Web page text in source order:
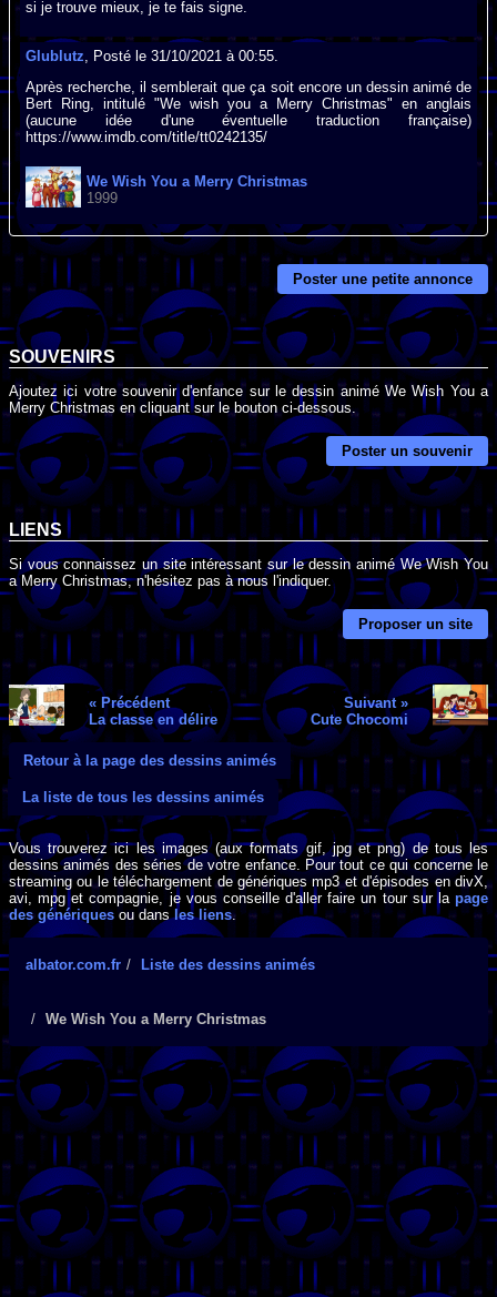
si je trouve mieux, je te fais signe.
Glublutz , Posté le 31/10/2021 à 00:55.
Après recherche, il semblerait que ça soit encore un dessin animé de
Bert Ring, intitulé "We wish you a Merry Christmas" en anglais
(aucune idée d'une éventuelle traduction française)
https://www.imdb.com/title/tt0242135/
We Wish You a Merry Christmas
1999
Poster une petite annonce
SOUVENIRS
Ajoutez ici votre souvenir d'enfance sur le dessin animé We Wish You a
Merry Christmas en cliquant sur le bouton ci-dessous.
Poster un souvenir
LIENS
Si vous connaissez un site intéressant sur le dessin animé We Wish You
a Merry Christmas, n'hésitez pas à nous l'indiquer.
Proposer un site
« Précédent
La classe en délire
Suivant »
Cute Chocomi
Retour à la page des dessins animés
La liste de tous les dessins animés
Vous trouverez ici les images (aux formats gif, jpg et png) de tous les
dessins animés des séries de votre enfance. Pour tout ce qui concerne le
streaming ou le téléchargement de génériques mp3 et d'épisodes en divX,
avi, mpg et compagnie, je vous conseille d'aller faire un tour sur la page
des génériques ou dansles liens.
albator.com.fr Liste des dessins animés
We Wish You a Merry Christmas